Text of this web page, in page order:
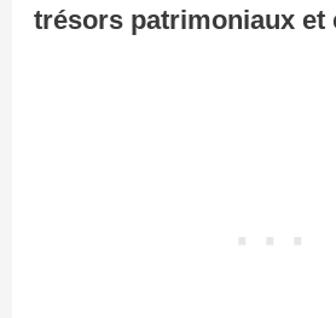
trésors patrimoniaux et